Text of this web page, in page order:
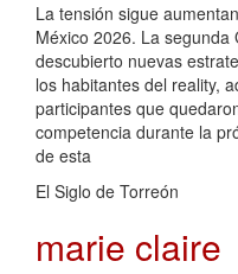
La tensión sigue
México 2026. La segunda
descubierto nuevas
los habitantes del reality,
participantes que
competencia durante la
de esta
El Siglo de Torreón
marie claire